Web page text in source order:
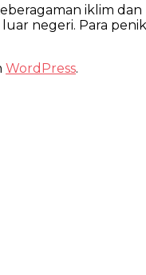
iklim
negeri. Para
WordPress.